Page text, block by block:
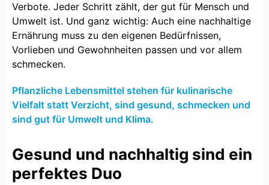
Verbote. Jeder Schritt zählt, der gut für Mensch und
Umwelt ist. Und ganz wichtig: Auch eine nachhaltige
Ernährung muss zu den eigenen Bedürfnissen,
Vorlieben und Gewohnheiten passen und vor allem
schmecken.
Pflanzliche Lebensmittel stehen für kulinarische
Vielfalt statt Verzicht, sind gesund, schmecken und
sind gut für Umwelt und Klima.
Gesund und nachhaltig sind ein
perfektes Duo